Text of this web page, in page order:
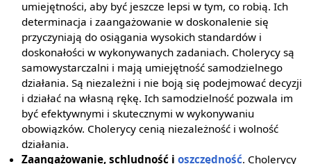
umiejętności, aby być jeszcze lepsi w tym, co robią. Ich
determinacja i zaangażowanie w doskonalenie się
przyczyniają do osiągania wysokich standardów i
doskonałości w wykonywanych zadaniach. Cholerycy są
samowystarczalni i mają umiejętność samodzielnego
działania. Są niezależni i nie boją się podejmować decyzji
i działać na własną rękę. Ich samodzielność pozwala im
być efektywnymi i skutecznymi w wykonywaniu
obowiązków. Cholerycy cenią niezależność i wolność
działania.
Zaangażowanie, schludność ioszczędność. Cholerycy